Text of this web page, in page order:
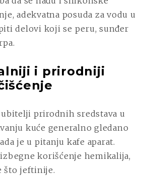
adekvatna posuda za vodu u
delovi koji se peru, sunđer
i prirodniji
prirodnih sredstava u
kuće generalno gledano
je u pitanju kafe aparat.
korišćenje hemikalija,
što jeftinije.